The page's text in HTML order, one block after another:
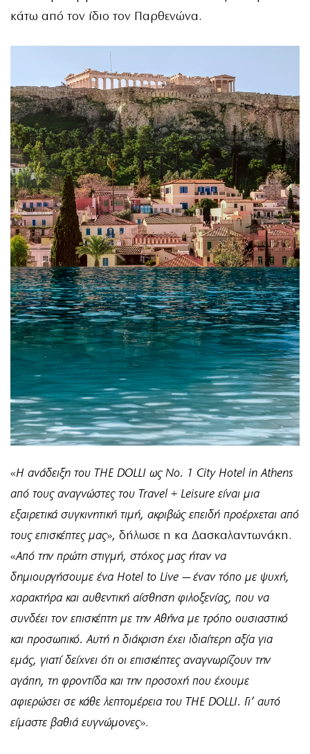
κάτω από τον ίδιο τον Παρθενώνα.
«Η ανάδειξη του THE DOLLI ως No. 1 City Hotel in Athens
από τους αναγνώστες του Travel + Leisure είναι μια
εξαιρετικά συγκινητική τιμή, ακριβώς επειδή προέρχεται από
τους επισκέπτες μας», δήλωσε η κα Δασκαλαντωνάκη.
«Από την πρώτη στιγμή, στόχος μας ήταν να
δημιουργήσουμε ένα Hotel to Live — έναν τόπο με ψυχή,
χαρακτήρα και αυθεντική αίσθηση φιλοξενίας, που να
συνδέει τον επισκέπτη με την Αθήνα με τρόπο ουσιαστικό
και προσωπικό. Αυτή η διάκριση έχει ιδιαίτερη αξία για
εμάς, γιατί δείχνει ότι οι επισκέπτες αναγνωρίζουν την
αγάπη, τη φροντίδα και την προσοχή που έχουμε
αφιερώσει σε κάθε λεπτομέρεια του THE DOLLI. Γι’ αυτό
είμαστε βαθιά ευγνώμονες».